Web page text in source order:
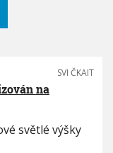
SVI ČKAIT
na
světlé výšky